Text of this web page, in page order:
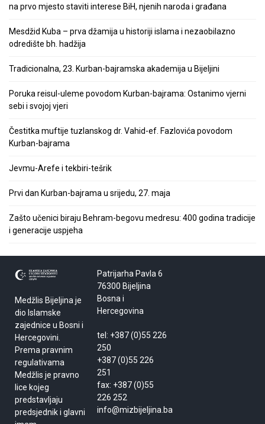
na prvo mjesto staviti interese BiH, njenih naroda i građana
Mesdžid Kuba – prva džamija u historiji islama i nezaobilazno
odredište bh. hadžija
Tradicionalna, 23. Kurban-bajramska akademija u Bijeljini
Poruka reisul-uleme povodom Kurban-bajrama: Ostanimo vjerni
sebi i svojoj vjeri
Čestitka muftije tuzlanskog dr. Vahid-ef. Fazlovića povodom
Kurban-bajrama
Jevmu-Arefe i tekbiri-tešrik
Prvi dan Kurban-bajrama u srijedu, 27. maja
Zašto učenici biraju Behram-begovu medresu: 400 godina tradicije
i generacije uspjeha
Medžlis Bijeljina je
dio Islamske
zajednice u Bosni i
Hercegovini.
Prema pravnim
regulativama
Medžlis je pravno
lice kojeg
predstavljaju
predsjednik i glavni
Patrijarha Pavla 6
76300 Bijeljina
Bosna i
Hercegovina
tel: +387 (0)55 226
250
+387 (0)55 226
251
fax: +387 (0)55
226 252
info@mizbijeljina.ba